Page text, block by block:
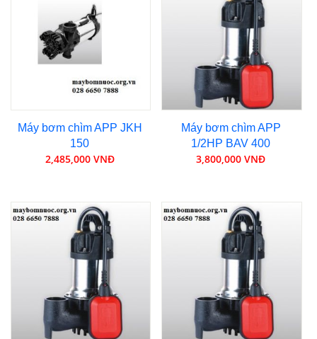
Máy bơm chìm APP JKH
150
2,485,000 VNĐ
Máy bơm chìm APP
1/2HP BAV 400
3,800,000 VNĐ